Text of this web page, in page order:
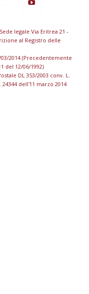
legale Via Eritrea 21 -
al Registro delle
2014 (Precedentemente
del 12/06/1992)
DL 353/2003 conv. L.
24344 dell'11 marzo 2014